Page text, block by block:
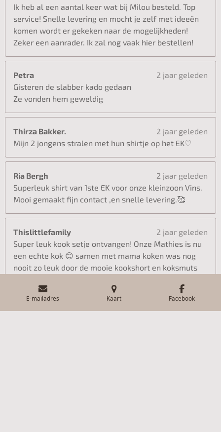
Ik heb al een aantal keer wat bij Milou besteld. Top
service! Snelle levering en mocht je zelf met ideeën
komen wordt er gekeken naar de mogelijkheden!
Zeker een aanrader. Ik zal nog vaak hier bestellen!
Petra
2 jaar geleden
Gisteren de slabber kado gedaan
Ze vonden hem geweldig
Thirza Bakker.
2 jaar geleden
Mijn 2 jongens stralen met hun shirtje op het EK♡
Ria Bergh
2 jaar geleden
Superleuk shirt van 1ste EK voor onze kleinzoon Vins.
Mooi gemaakt fijn contact ,en snelle levering.🥰
Thislittlefamily
2 jaar geleden
Super leuk kook setje ontvangen! Onze Mathies is nu
een echte kok 😊 samen met mama koken was nog
nooit zo leuk door de mooie kookshort en koksmuts
© 2024 Cadooz & Zo
E-mailadres Kaart Facebook